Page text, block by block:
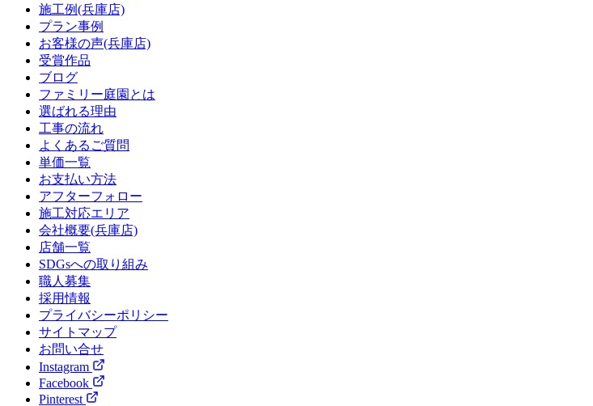
施工例(兵庫店)
プラン事例
お客様の声(兵庫店)
受賞作品
ブログ
ファミリー庭園とは
選ばれる理由
工事の流れ
よくあるご質問
単価一覧
お支払い方法
アフターフォロー
施工対応エリア
会社概要(兵庫店)
店舗一覧
SDGsへの取り組み
職人募集
採用情報
プライバシーポリシー
サイトマップ
お問い合せ
Instagram
Facebook
Pinterest